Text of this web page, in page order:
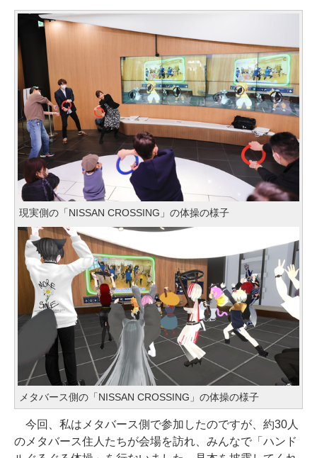
現実側の「NISSAN CROSSING」の体操の様子
メタバース側の「NISSAN CROSSING」の体操の様子
今回、私はメタバース側で参加したのですが、約30人
のメタバース住人たちが会場を訪れ、みんなで「ハンド